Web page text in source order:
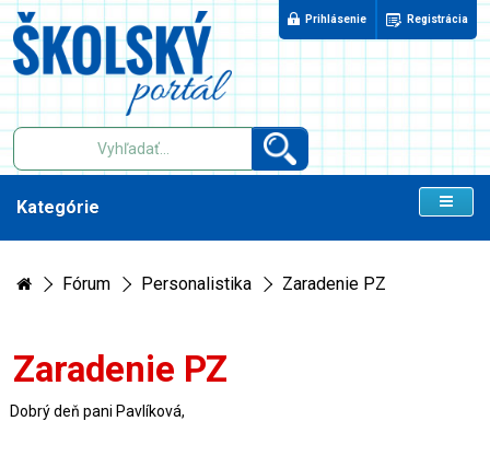
Prihlásenie Registrácia
Kategórie
Fórum Personalistika Zaradenie PZ
Zaradenie PZ
Dobrý deň pani Pavlíková,